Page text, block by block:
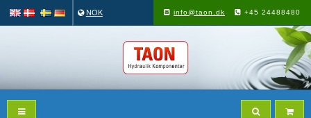
NOK info@taon.dk +45 24488480